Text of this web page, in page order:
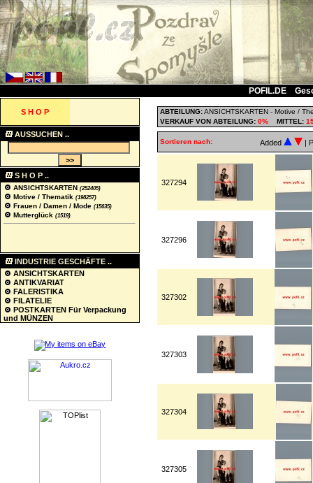
POFIL.DE
S H O P
AUSSUCHEN ..
S H O P ..
ANSICHTSKARTEN (252405)
Motive / Thematik (198257)
Frauen / Damen / Mode (15635)
Mutterglück (1519)
INDUSTRIE GESCHÄFTE ..
ANSICHTSKARTEN
ANTIKVARIAT
FALERISTIKA
FILATELIE
POSTKARTEN Für Verpackung
und MÜNZEN
ABTEILUNG:ANSICHTSKARTEN - Motive /
VERKAUF VON ABTEILUNG: 0% MITTEL:
Sortieren nach: Added |
327294
327296
327302
327303
327304
327305